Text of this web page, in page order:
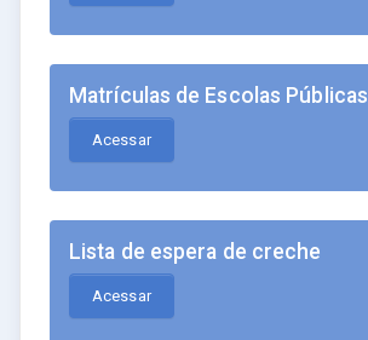
Matrículas de Escolas Públicas
Acessar
Lista de espera de creche
Acessar